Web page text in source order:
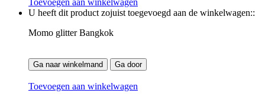
U heeft dit product zojuist toegevoegd aan de winkelwagen::
Momo glitter Bangkok
Ga naar winkelmand Ga door
Toevoegen aan winkelwagen